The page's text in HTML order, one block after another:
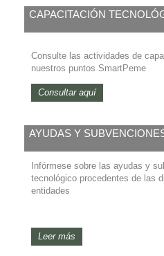
CAPACITACIÓN
Consulte las actividades de
nuestros puntos SmartPeme
Consultar aquí
AYUDAS Y
Infórmese sobre las ayudas y
tecnológico procedentes de las
entidades
Leer más